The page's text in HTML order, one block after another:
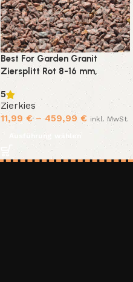
Best For Garden Granit
Ziersplitt Rot 8-16 mm,
Naturkies für Beete, Wege &
Gartenteiche 10-500 kg
5
Zierkies
11,99 € – 459,99 € inkl. MwSt.
Ausführung wählen